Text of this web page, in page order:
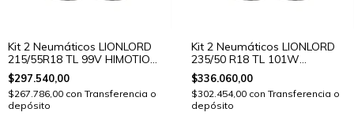
Kit 2 Neumáticos LIONLORD
215/55R18 TL 99V HIMOTION
U01
$297.540,00
$267.786,00 con Transferencia o
depósito
Kit 2 Neumáticos LIONLORD
235/50 R18 TL 101W
HIMOTION U01
$336.060,00
$302.454,00 con Transferencia o
depósito